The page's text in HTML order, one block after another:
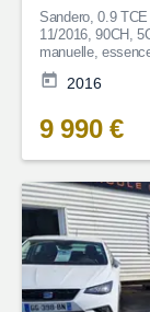
Sandero, 0.9
11/2016, 90CH,
manuelle,
ESP, Direction
Bluetooth,
2016
9 990 €